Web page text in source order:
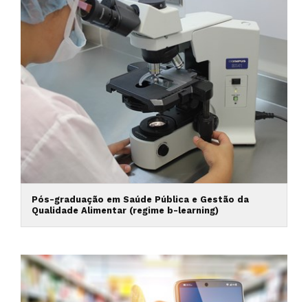
Pós-graduação em Saúde Pública e Gestão da
Qualidade Alimentar (regime b-learning)